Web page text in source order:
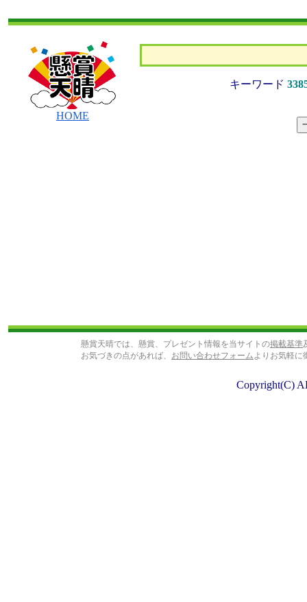
HOME
キーワード
懸賞天晴では、懸賞、プレゼント情報を当サイトの掲載基準
お気づきの点があれば、 お問い合わせフォームよりお気軽に
Copyright(C)